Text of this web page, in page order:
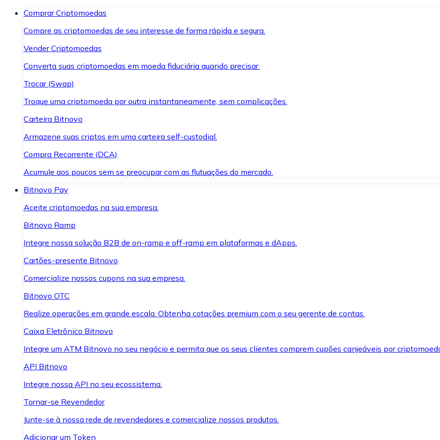
Comprar Criptomoedas
Compre as criptomoedas de seu interesse de forma rápida e segura.
Vender Criptomoedas
Converta suas criptomoedas em moeda fiduciária quando precisar.
Trocar (Swap)
Troque uma criptomoeda por outra instantaneamente, sem complicações.
Carteira Bitnovo
Armazene suas criptos em uma carteira self-custodial.
Compra Recorrente (DCA)
Acumule aos poucos sem se preocupar com as flutuações do mercado.
Bitnovo Pay
Aceite criptomoedas na sua empresa.
Bitnovo Ramp
Integre nossa solução B2B de on-ramp e off-ramp em plataformas e dApps.
Cartões-presente Bitnovo
Comercialize nossos cupons na sua empresa.
Bitnovo OTC
Realize operações em grande escala. Obtenha cotações premium com o seu gerente de contas.
Caixa Eletrônico Bitnovo
Integre um ATM Bitnovo no seu negócio e permita que os seus clientes comprem cupões canjeáveis por
API Bitnovo
Integre nossa API no seu ecossistema.
Tornar-se Revendedor
Junte-se à nossa rede de revendedores e comercialize nossos produtos.
Adicionar um Token